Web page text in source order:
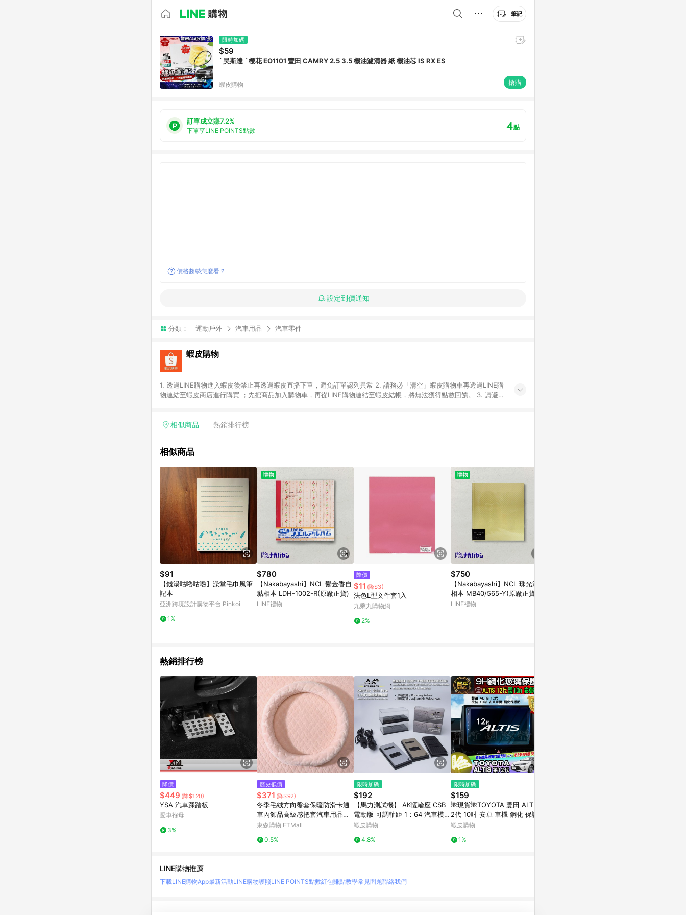
筆記
限時加碼
$59
ˋ 昊斯達 ˊ 櫻花 EO1101 豐田 CAMRY 2.5 3.5 機油濾清器 紙 機油芯 IS RX ES
蝦皮購物 搶購
訂單成立賺7.2%
下單享LINE POINTS點數 4點
價格趨勢怎麼看？
設定到價通知
分類： 運動戶外 汽車用品 汽車零件
蝦皮購物
1. 透過LINE購物進入蝦皮後禁止再透過蝦皮直播下單，避免訂單認列異常 2. 請務必「清空」蝦皮購物車再透過LINE購
物連結至蝦皮商店進行購買 ；先把商品加入購物車，再從LINE購物連結至蝦皮結帳，將無法獲得點數回饋。 3. 請避免
計算。 6. 用戶需於同一瀏覽器進行交易（若自動跳轉 APP，請在 APP交易）。 7. 若使用不同物流或付款方式，將拆
後續七天內未透過其他媒體來源導入蝦皮官網，則七天內於該蝦皮帳號下訂的首筆訂單會被蝦皮認列為該LINE用戶導
知，亦可能無法收到點數，再請留意。 13. 請注意以下行為將可能導致無法取得 LINE POINTS 點數回饋資格：使用非
指定之途徑及方式完成交易，或經由蝦皮系統判斷點擊路徑不符合回饋資格或規則者。 14. 若有贈點爭議，請務必於訂
單日期+60天以內進行洽詢確認；超過60天(含)以上進行申訴，恕無法贈點回饋。需檢附蝦皮訂單完成、LINE購物訂
單記錄，如於LINE購物訂單紀錄已呈現：「非本次前往蝦皮商店之品項，不符合回饋資格」，則不受理此案件。 [注意
事項] 1.如導購途中用戶由網頁版(電腦版/手機版網頁)切換為 App 會造成追蹤中斷而無法進行 LINE Points 回饋 2.若
購買過程中關閉蝦皮APP，則需重新透過LINE購物前往蝦皮商城，否則無法進行LINE POINTS 回饋。 3.如用戶先前往
蝦皮商城將商品加入購物車，後續透過LINE購物前往至蝦皮商城將購物車結清，此方案將不列入 LINE Points 回饋 4.
自 2018/10/24 起購買蝦皮拍賣商品，不符合贈點資格 5. 透過LINE購物購買蝦皮站上「蝦皮推廣服務」之商品，不符
合贈點資格 6.若因系統異常無法追蹤訂單，致使消費者無接收到點數回饋，蝦皮保有更改條款與法律追訴之權利 7.
LINE購物商品價格若與蝦皮賣場實際價格有異，以蝦皮賣場價格為準 8. 使用代繳服務不具贈點資格 9. 實際回饋，依
蝦皮系統盼為最終判定標準
相似商品 熱銷排行榜
相似商品
$91
【錢湯咕嚕咕嚕】澡堂毛巾風筆
記本
亞洲跨境設計購物平台 Pinkoi
1%
$780
【Nakabayashi】NCL 鬱金香自
黏相本 LDH-1002-R(原廠正貨)
LINE禮物
降價
$11 (降$3)
法色L型文件套1入
九乘九購物網
2%
$750
【Nakabayashi】NCL 珠光浮雕
相本 MB40/565-Y(原廠正貨)
LINE禮物
熱銷排行榜
降價
$449 (降$120)
YSA 汽車踩踏板
愛車褓母
3%
歷史低價
$371 (降$92)
冬季毛絨方向盤套保暖防滑卡通
車內飾品高級感把套汽車用品裝
飾
東森購物 ETMall
0.5%
限時加碼
$192
【馬力測試機】 AK恆輪座 CSB
電動版 可調軸距 1：64 汽車模型
調速器 適配風洞測試機 模型馬力
蝦皮購物
4.8%
限時加碼
$159
🌺現貨🌺TOYOTA 豐田 ALTIS 1
2代 10吋 安卓 車機 鋼化 保護貼
改裝 加裝 安卓機 ALTIS
蝦皮購物
1%
LINE購物推薦
下載LINE購物App最新活動LINE購物護照LINE POINTS點數紅包賺點教學常見問題聯絡我們